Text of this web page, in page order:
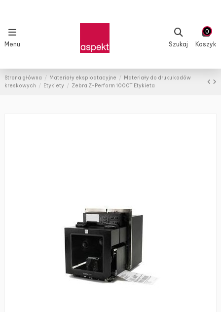
Menu Szukaj
0
Koszyk
Strona główna Materiały eksploatacyjne
Materiały do druku kodów
kreskowych
Etykiety Zebra Z-Perform 1000T Etykieta